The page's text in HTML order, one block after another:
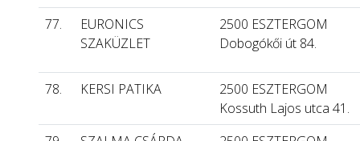
77.
EURONICS
SZAKÜZLET
2500 ESZTERGOM
Dobogókői út 84.
78. KERSI PATIKA
2500 ESZTERGOM
Kossuth Lajos utca 41.